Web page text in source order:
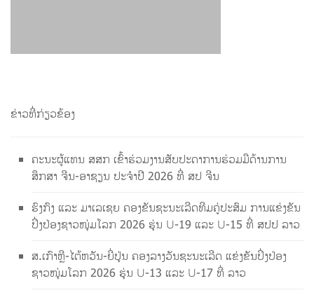
ຂ່າວທີ່ກ່ຽວຂ້ອງ
ຄະນະຜູ້ແທນ ສສກ ເຂົ້າຮ່ວມງານສັບປະດາການຮ່ວມມືດ້ານການ
ສຶກສາ ຈີນ-ອາຊຽນ ປະຈຳປີ 2026 ທີ່ ສປ ຈີນ
ຮົງກົງ ແລະ ມາເລເຊຍ ຄອງຂັນຊະນະເລີດທີມຄູ່ປະສົມ ການແຂ່ງຂັນ
ປິ່ງປ່ອງຊາວໜຸ່ມໂລກ 2026 ຮຸ່ນ U-19 ແລະ U-15 ທີ່ ສປປ ລາວ
ສ.ເກົາຫຼີ-ໄຕ້ຫວັນ-ຍີ່ປຸ່ນ ຄອງລາງວັນຊະນະເລີດ ແຂ່ງຂັນປິ່ງປ່ອງ
ຊາວໜຸ່ມໂລກ 2026 ຮຸ່ນ U-13 ແລະ U-17 ທີ່ ລາວ